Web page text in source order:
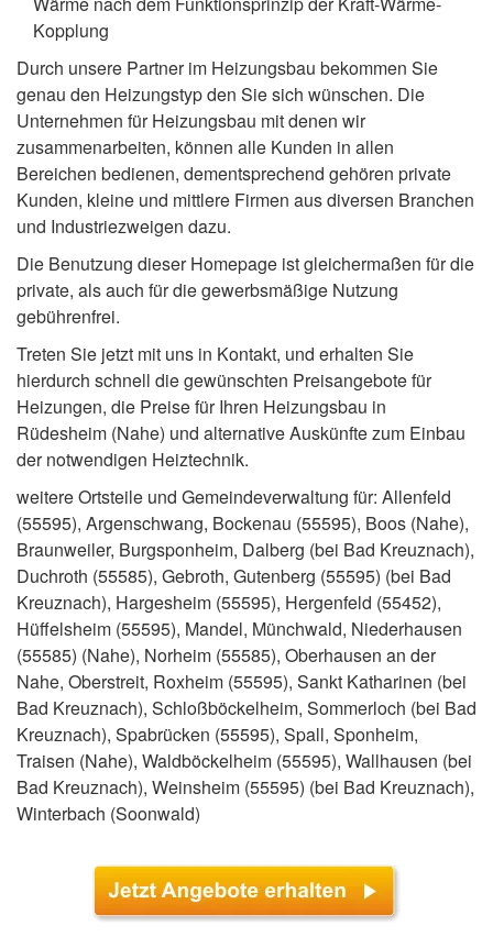
Kopplung
Durch unsere Partner im Heizungsbau bekommen Sie
genau den Heizungstyp den Sie sich wünschen. Die
Unternehmen für Heizungsbau mit denen wir
zusammenarbeiten, können alle Kunden in allen
Bereichen bedienen, dementsprechend gehören private
Kunden, kleine und mittlere Firmen aus diversen Branchen
und Industriezweigen dazu.
Die Benutzung dieser Homepage ist gleichermaßen für die
private, als auch für die gewerbsmäßige Nutzung
gebührenfrei.
Treten Sie jetzt mit uns in Kontakt, und erhalten Sie
hierdurch schnell die gewünschten Preisangebote für
Heizungen, die Preise für Ihren Heizungsbau in
Rüdesheim (Nahe) und alternative Auskünfte zum Einbau
der notwendigen Heiztechnik.
weitere Ortsteile und Gemeindeverwaltung für: Allenfeld
(55595), Argenschwang, Bockenau (55595), Boos (Nahe),
Braunweiler, Burgsponheim, Dalberg (bei Bad Kreuznach),
Duchroth (55585), Gebroth, Gutenberg (55595) (bei Bad
Kreuznach), Hargesheim (55595), Hergenfeld (55452),
Hüffelsheim (55595), Mandel, Münchwald, Niederhausen
(55585) (Nahe), Norheim (55585), Oberhausen an der
Nahe, Oberstreit, Roxheim (55595), Sankt Katharinen (bei
Bad Kreuznach), Schloßböckelheim, Sommerloch (bei Bad
Kreuznach), Spabrücken (55595), Spall, Sponheim,
Traisen (Nahe), Waldböckelheim (55595), Wallhausen (bei
Bad Kreuznach), Weinsheim (55595) (bei Bad Kreuznach),
Winterbach (Soonwald)